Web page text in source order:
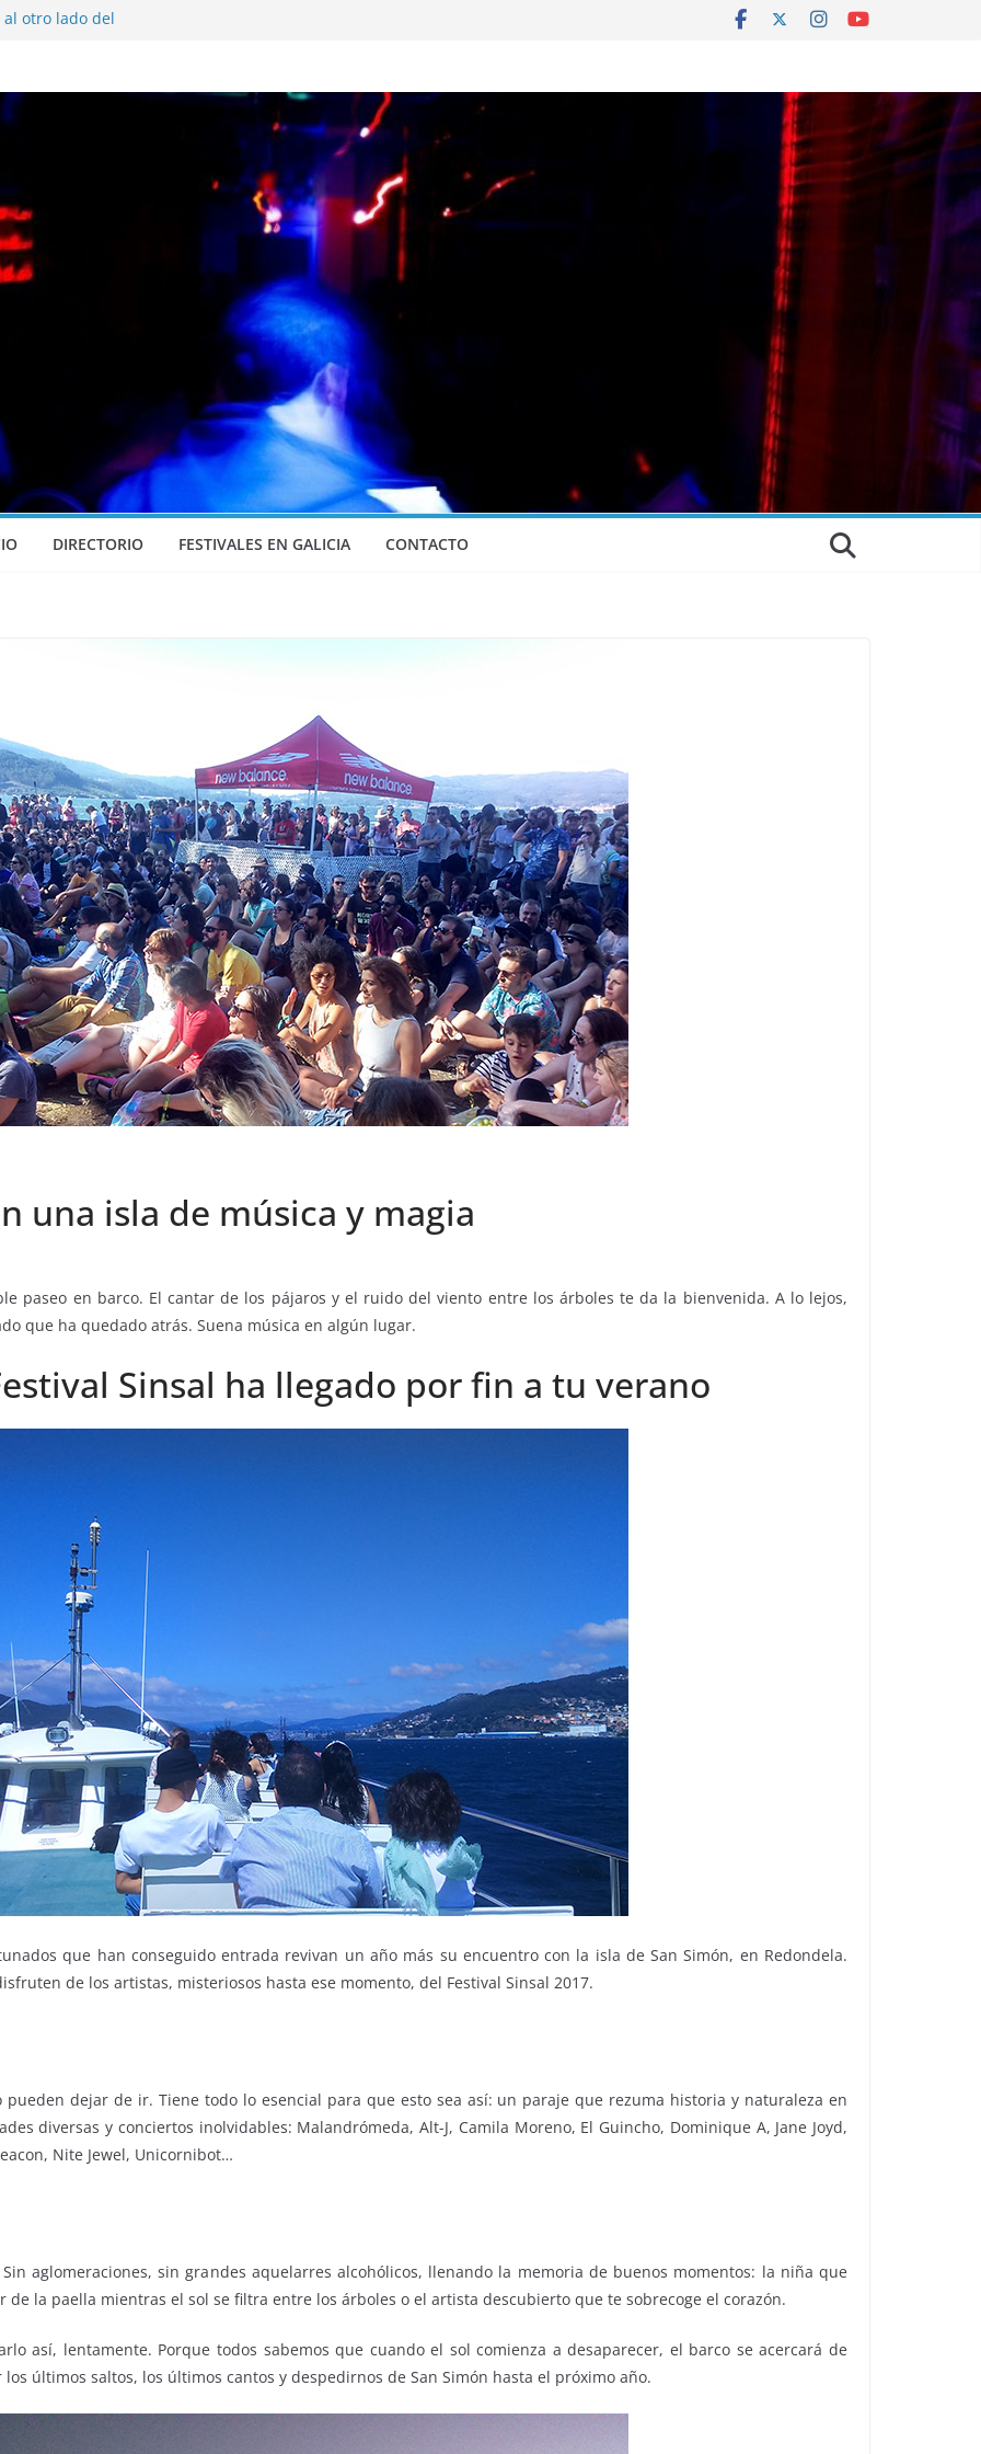
al otro lado del
Sofar Sounds A
DIRECTORIO FESTIVALES EN GALICIA CONTACTO
una isla de música y magia
paseo en barco. El cantar de los pájaros y el ruido del viento entre los árboles te da la bienvenida. A lo lejos,
que ha quedado atrás. Suena música en algún lugar.
Sinsal ha llegado por fin a tu verano
que han conseguido entrada revivan un año más su encuentro con la isla de San Simón, en Redondela.
de los artistas, misteriosos hasta ese momento, del Festival Sinsal 2017.
dejar de ir. Tiene todo lo esencial para que esto sea así: un paraje que rezuma historia y naturaleza en
diversas y conciertos inolvidables: Malandrómeda, Alt-J, Camila Moreno, El Guincho, Dominique A, Jane Joyd,
Nite Jewel, Unicornibot…
aglomeraciones, sin grandes aquelarres alcohólicos, llenando la memoria de buenos momentos: la niña que
la paella mientras el sol se filtra entre los árboles o el artista descubierto que te sobrecoge el corazón.
así, lentamente. Porque todos sabemos que cuando el sol comienza a desaparecer, el barco se acercará de
últimos saltos, los últimos cantos y despedirnos de San Simón hasta el próximo año.